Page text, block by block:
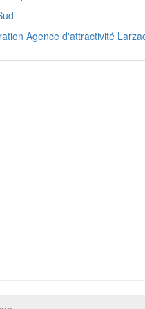
Agence d'attractivité